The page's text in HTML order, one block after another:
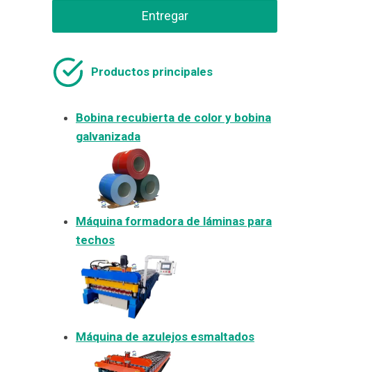
Entregar
Productos principales
Bobina recubierta de color y bobina
galvanizada
Máquina formadora de láminas para
techos
Máquina de azulejos esmaltados